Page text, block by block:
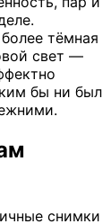
тёмная
свет —
бы ни был
снимки